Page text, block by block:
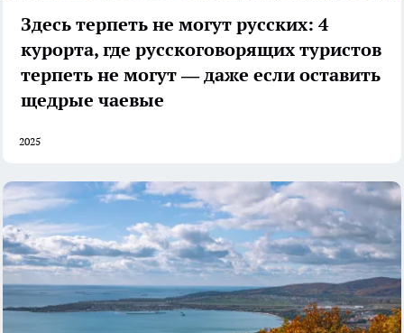
Здесь терпеть не могут русских: 4
курорта, где русскоговорящих туристов
терпеть не могут — даже если оставить
щедрые чаевые
2025